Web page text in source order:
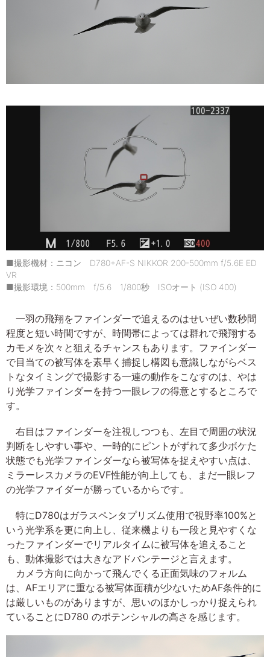
■撮影機材：ニコン D780+AF-S NIKKOR 200-500mm f/5.6E ED
VR
■撮影環境：500mm f/5.6 1/800秒 ISOオート (ISO 400)
一羽の飛翔をファインダーで追えるのはせいぜい数秒間
程度と短い時間ですが、時間帯によっては群れで飛翔する
カモメを次々と狙えるチャンスもあります。ファインダー
で目当ての被写体を素早く捕捉し構図も意識しながらベス
トなタイミングで撮影する一連の動作をこなすのは、やは
り光学ファインダーを持つ一眼レフの得意とするところで
す。
右目はファインダーを注視しつつも、左目で周囲の状況
判断をしやすい事や、一時的にピントがずれて多少ボケた
状態でも光学ファインダーなら被写体を捉えやすい点は、
ミラーレスカメラのEVF性能が向上しても、まだ一眼レフ
の光学ファイダーが勝っているからです。
特にD780はガラスペンタプリズム使用で視野率100%と
いう光学系を更に向上し、従来機よりも一段と見やすくな
ったファインダーでリアルタイムに被写体を追えること
も、動体撮影では大きなアドバンテージと言えます。
カメラ方向に向かって飛んでくる正面気味のフォルム
は、AFエリアに重なる被写体面積が少ないためAF条件的に
は厳しいものがありますが、思いのほかしっかり捉えられ
ていることにD780 のポテンシャルの高さを感じます。